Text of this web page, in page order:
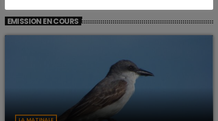
EMISSION EN COURS